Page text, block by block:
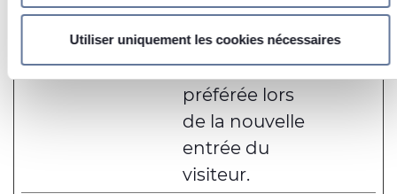
(empreintes digitales).
Pour en savoir plus sur le traitement de vos données
section « Détails ». Vous pouvez modifier ou retirer votre
consentement à tout moment à partir de la déclaration sur
Les cookies nous permettent de personnaliser le contenu et
les annonces, d'offrir des fonctionnalités relatives aux
Utiliser uniquement les cookies nécessaires
Web de
définir la
langue
préférée lors
de la nouvelle
entrée du
visiteur.